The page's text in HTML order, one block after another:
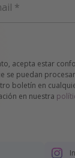
acepta estar
se puedan
boletín en
en nuestra